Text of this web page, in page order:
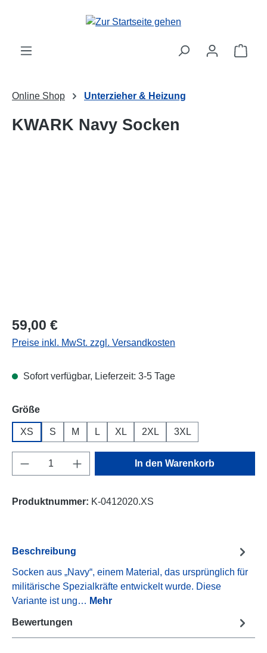
Zum Hauptinhalt springen
Online Shop Unterzieher & Heizung
KWARK Navy Socken
Regulärer Preis:
59,00 €
Preise inkl. MwSt. zzgl. Versandkosten
Sofort verfügbar, Lieferzeit: 3-5 Tage
Größeauswählen
XS S M L XL 2XL 3XL
Produkt Anzahl: Gib den gewünschten
In den Warenkorb
Produktnummer: K-0412020.XS
Beschreibung
Socken aus „Navy“, einem Material, das ursprünglich für
militärische Spezialkräfte entwickelt wurde. Diese
Variante ist ung… Mehr
Bewertungen